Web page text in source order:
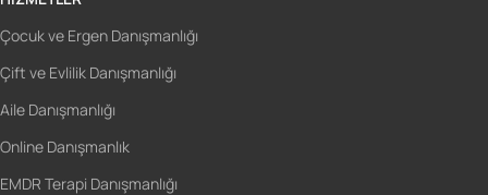
Çocuk ve Ergen Danışmanlığı
Çift ve Evlilik Danışmanlığı
Aile Danışmanlığı
Online Danışmanlık
EMDR Terapi Danışmanlığı